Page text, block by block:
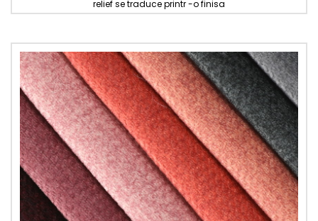
relief se traduce printr -o finisa